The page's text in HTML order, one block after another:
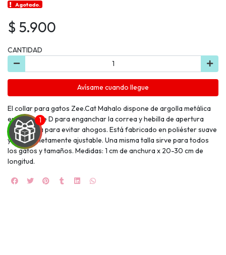
Agotado.
$ 5.900
CANTIDAD
Avísame cuando llegue
El collar para gatos Zee.Cat Mahalo dispone de argolla metálica
en forma de D para enganchar la correa y hebilla de apertura
automática para evitar ahogos. Está fabricado en poliéster suave
y es completamente ajustable. Una misma talla sirve para todos
los gatos y tamaños. Medidas: 1 cm de anchura x 20-30 cm de
longitud.